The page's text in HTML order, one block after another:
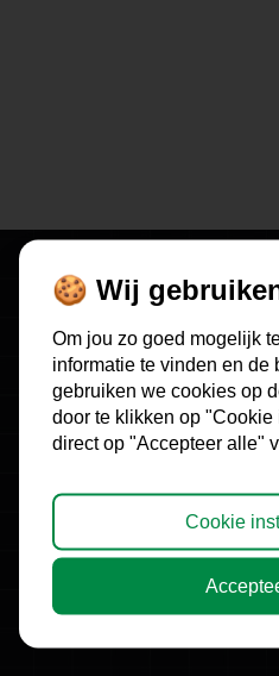
"Hidden Profits
geen betere
William van Lent,
o.a.
Lees meer
🍪 Wij
Om jou zo goed mogelijk
informatie te vinden en de
gebruiken we cookies op
door te klikken op
direct op "Accepteer alle"
Cookie